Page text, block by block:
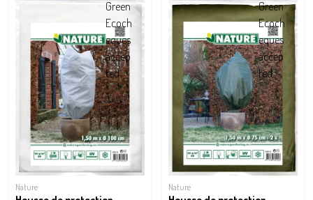
Nature Nature